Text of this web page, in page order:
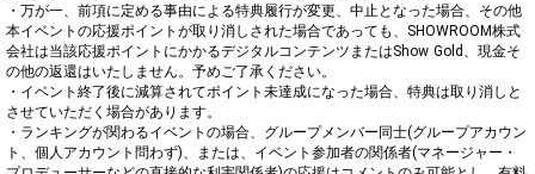
・万が一、前項に定める事由による特典履行が変更、中止となった場合、その他
本イベントの応援ポイントが取り消しされた場合であっても、SHOWROOM株式
会社は当該応援ポイントにかかるデジタルコンテンツまたはShow Gold、現金そ
の他の返還はいたしません。予めご了承ください。
・イベント終了後に減算されてポイント未達成になった場合、特典は取り消しと
させていただく場合があります。
・ランキングが関わるイベントの場合、グループメンバー同士(グループアカウン
ト、個人アカウント問わず)、または、イベント参加者の関係者(マネージャー・